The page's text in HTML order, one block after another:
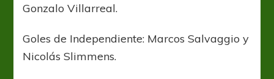
Gonzalo Villarreal.
Goles de Independiente: Marcos Salvaggio y
Nicolás Slimmens.